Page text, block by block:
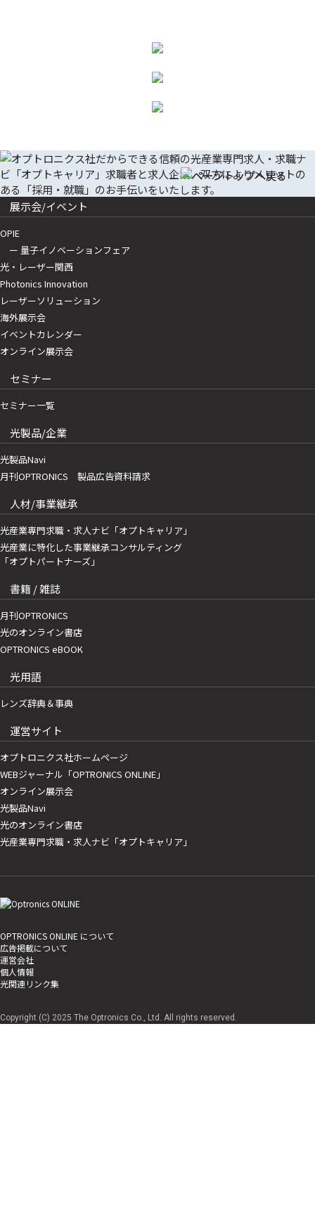
展示会/イベント
OPIE
ー 量子イノベーションフェア
光・レーザー関西
Photonics Innovation
レーザーソリューション
海外展示会
イベントカレンダー
オンライン展示会
セミナー
セミナー一覧
光製品/企業
光製品Navi
月刊OPTRONICS 製品広告資料請求
人材/事業継承
光産業専門求職・求人ナビ「オプトキャリア」
光産業に特化した事業継承コンサルティング
「オプトパートナーズ」
書籍 / 雑誌
月刊OPTRONICS
光のオンライン書店
OPTRONICS eBOOK
光用語
レンズ辞典＆事典
運営サイト
オプトロニクス社ホームページ
WEBジャーナル「OPTRONICS ONLINE」
オンライン展示会
光製品Navi
光のオンライン書店
光産業専門求職・求人ナビ「オプトキャリア」
OPTRONICS ONLINE について
広告掲載について
運営会社
個人情報
光関連リンク集
Copyright (C) 2025 The Optronics Co., Ltd. All rights reserved.